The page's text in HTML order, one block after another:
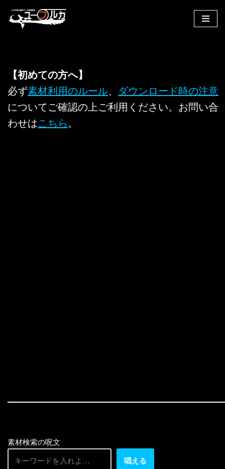
へ
キ
ッ
【初めての方へ】
必ず素材利用のルール、 ダウンロード時の注意
についてご確認の上ご利用ください。お問い合
わせはこちら 。
素材検索の呪文
唱える